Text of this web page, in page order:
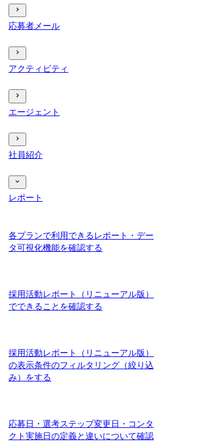
応募者メール
アクティビティ
エージェント
社員紹介
レポート
各プランで利用できるレポート・デー
タ可視化機能を確認する
採用活動レポート（リニューアル版）
でできることを確認する
採用活動レポート（リニューアル版）
の表示条件のフィルタリング（絞り込
み）をする
応募日・選考ステップ変更日・コンタ
クト実施日の定義と違いについて確認